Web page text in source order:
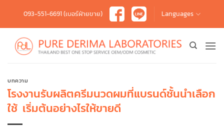
content
093-551-6691 (เบอร์ฝ่ายขาย) Languages
บทความ
โรงงานรับผลิตครีมนวดผมที่แบรนด์ชั้นนำเลือก
ใช้ เริ่มต้นอย่างไรให้ขายดี